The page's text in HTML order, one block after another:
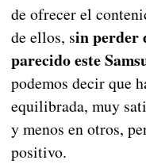
de ofrecer el
de ellos, sin perder
parecido este
podemos decir que
equilibrada, muy
y menos en otros,
positivo.